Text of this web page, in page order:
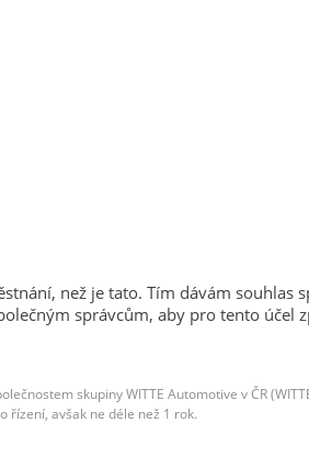
než je tato. Tím dávám souhlas
správcům, aby pro tento
skupiny WITTE Automotive v ČR
řízení, avšak ne déle než 1 rok.